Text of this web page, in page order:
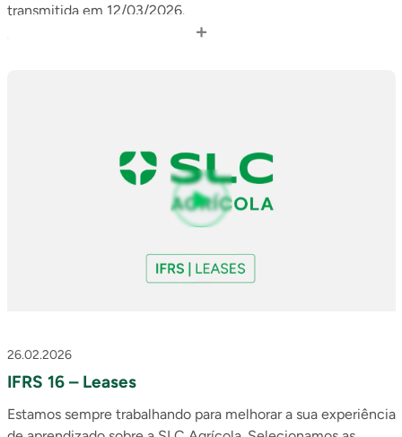
transmitida em 12/03/2026.
para acessar o release de Resultados
+
26.02.2026
IFRS 16 – Leases
Estamos sempre trabalhando para melhorar a sua experiência